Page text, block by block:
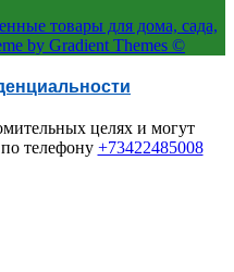
товары для дома, сада,
by Gradient Themes ©
целях и могут
телефону +73422485008